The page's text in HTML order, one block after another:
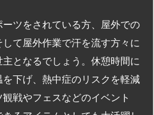
ツをされている方、屋外での
て屋外作業で汗を流す方々に
となるでしょう。休憩時間に
下げ、熱中症のリスクを軽減
戦やフェスなどのイベント